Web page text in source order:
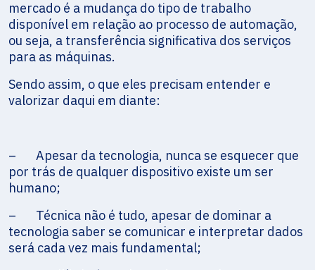
mercado é a mudança do tipo de trabalho
disponível em relação ao processo de automação,
ou seja, a transferência significativa dos serviços
para as máquinas.
Sendo assim, o que eles precisam entender e
valorizar daqui em diante:
– Apesar da tecnologia, nunca se esquecer que
por trás de qualquer dispositivo existe um ser
humano;
– Técnica não é tudo, apesar de dominar a
tecnologia saber se comunicar e interpretar dados
será cada vez mais fundamental;